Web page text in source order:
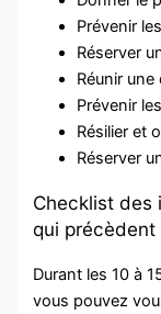
Prévenir
Réserver
Réunir une
Prévenir
Résilier et
Réserver
Checklist des
qui
Durant les 10 à
vous pouvez